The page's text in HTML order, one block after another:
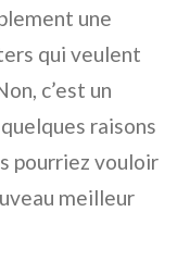
une
qui veulent
c’est un
raisons
pourriez vouloir
meilleur